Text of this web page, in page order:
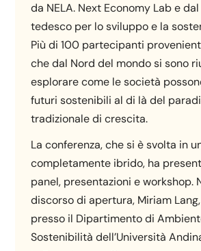
da NELA. Next Economy Lab e
tedesco per lo sviluppo e la
Più di 100 partecipanti
che dal Nord del mondo si sono
esplorare come le società
futuri sostenibili al di là del
tradizionale di crescita.
La conferenza, che si è svolta in
completamente ibrido, ha
panel, presentazioni e workshop.
discorso di apertura, Miriam
presso il Dipartimento di
Sostenibilità dell’Università